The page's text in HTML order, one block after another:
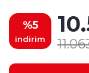
%5
indirim